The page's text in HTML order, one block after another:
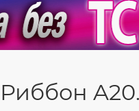
Риббон